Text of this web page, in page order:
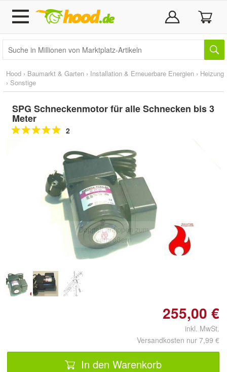
Hood › Baumarkt & Garten › Installation & Erneuerbare Energien › Heizung
› Sonstige
SPG Schneckenmotor für alle Schnecken bis 3
Meter
2
Doppelt antippen zum
vergrößern
255,00 €
inkl. MwSt.
Versandkosten nur 7,99 €
In den Warenkorb